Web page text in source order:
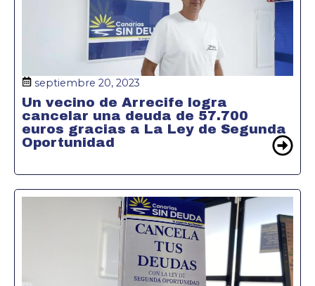
septiembre 20, 2023
Un vecino de Arrecife logra
cancelar una deuda de 57.700
euros gracias a La Ley de Segunda
Oportunidad